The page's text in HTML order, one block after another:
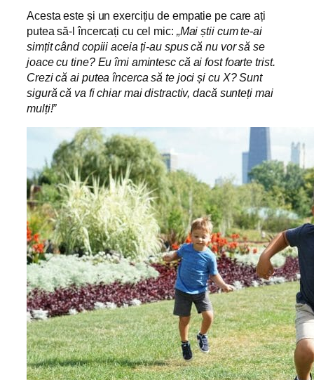
Acesta este și un exercițiu de empatie pe care ați
putea să-l încercați cu cel mic: „Mai știi cum te-ai
simțit când copiii aceia ți-au spus că nu vor să se
joace cu tine? Eu îmi amintesc că ai fost foarte trist.
Crezi că ai putea încerca să te joci și cu X? Sunt
sigură că va fi chiar mai distractiv, dacă sunteți mai
mulți!”